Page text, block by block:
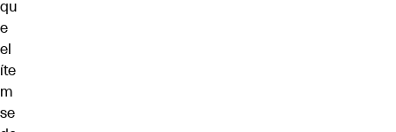
qu
e
el
íte
m
se